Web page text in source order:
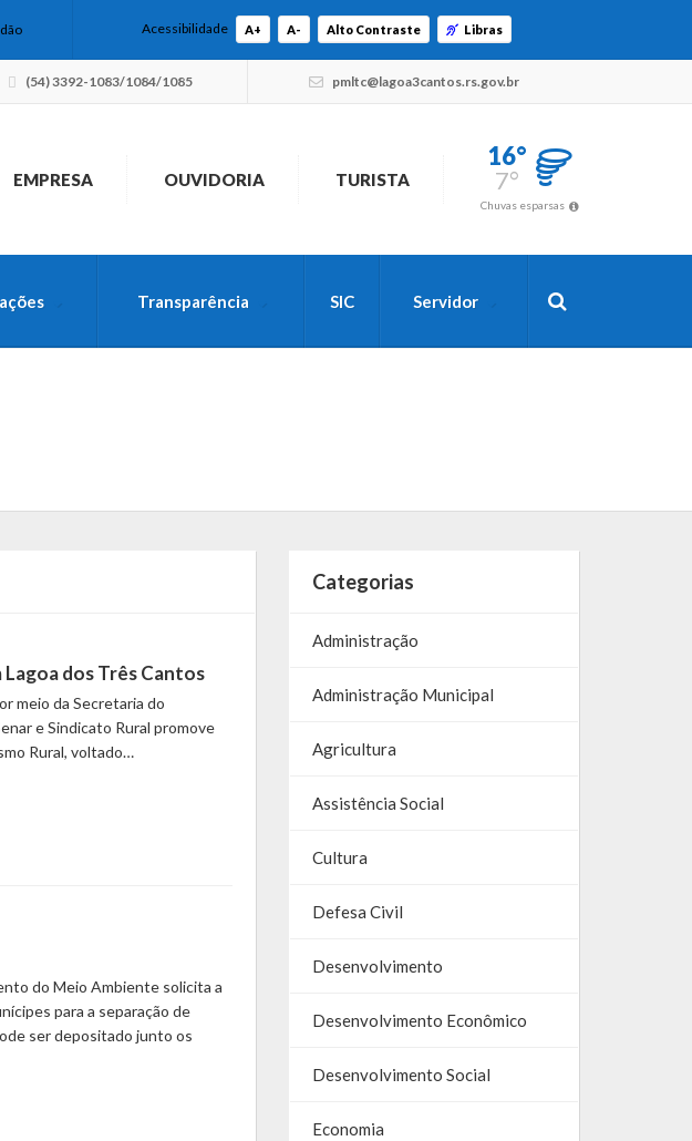
Acessibilidade A+ A- Alto Contraste Libras
(54) 3392-1083/1084/1085 pmltc@lagoa3cantos.rs.gov.br
EMPRESA OUVIDORIA TURISTA
16°
7°
Chuvas esparsas
Transparência SIC Servidor
dos Três Cantos
meio da Secretaria do
e Sindicato Rural promove
Rural, voltado…
do Meio Ambiente solicita a
para a separação de
ser depositado junto os
Categorias
Administração
Administração Municipal
Agricultura
Assistência Social
Cultura
Defesa Civil
Desenvolvimento
Desenvolvimento Econômico
Desenvolvimento Social
Economia